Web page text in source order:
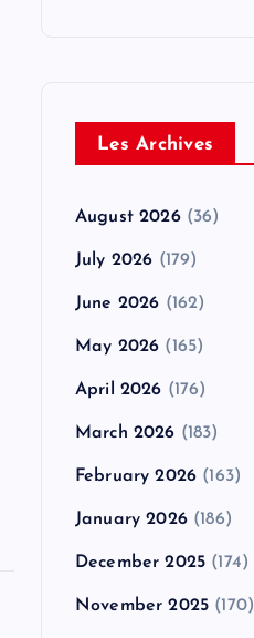
Les Archives
August 2026(36)
July 2026 (179)
June 2026 (162)
May 2026 (165)
April 2026 (176)
March 2026 (183)
February 2026 (163)
January 2026(186)
December 2025 (174)
November 2025 (170)